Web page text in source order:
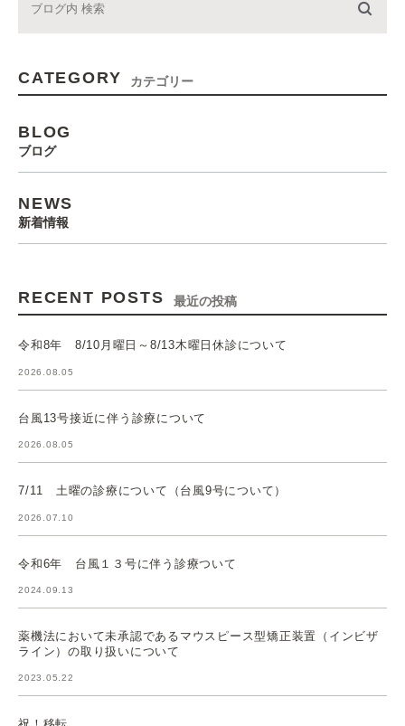
CATEGORY カテゴリー
BLOG
ブログ
NEWS
新着情報
RECENT POSTS 最近の投稿
令和8年 8/10月曜日～8/13木曜日休診について
2026.08.05
台風13号接近に伴う診療について
2026.08.05
7/11 土曜の診療について（台風9号について）
2026.07.10
令和6年 台風１３号に伴う診療ついて
2024.09.13
薬機法において未承認であるマウスピース型矯正装置（インビザ
ライン）の取り扱いについて
2023.05.22